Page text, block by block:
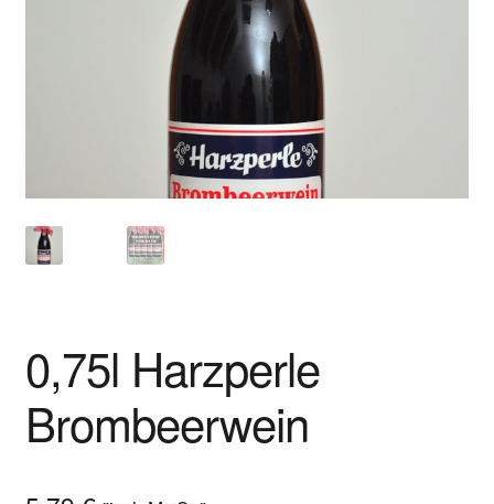
Widerrufsbelehrung
Zahlungsarten
0,75l Harzperle
Brombeerwein